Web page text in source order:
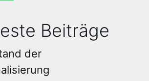
Beiträge
der